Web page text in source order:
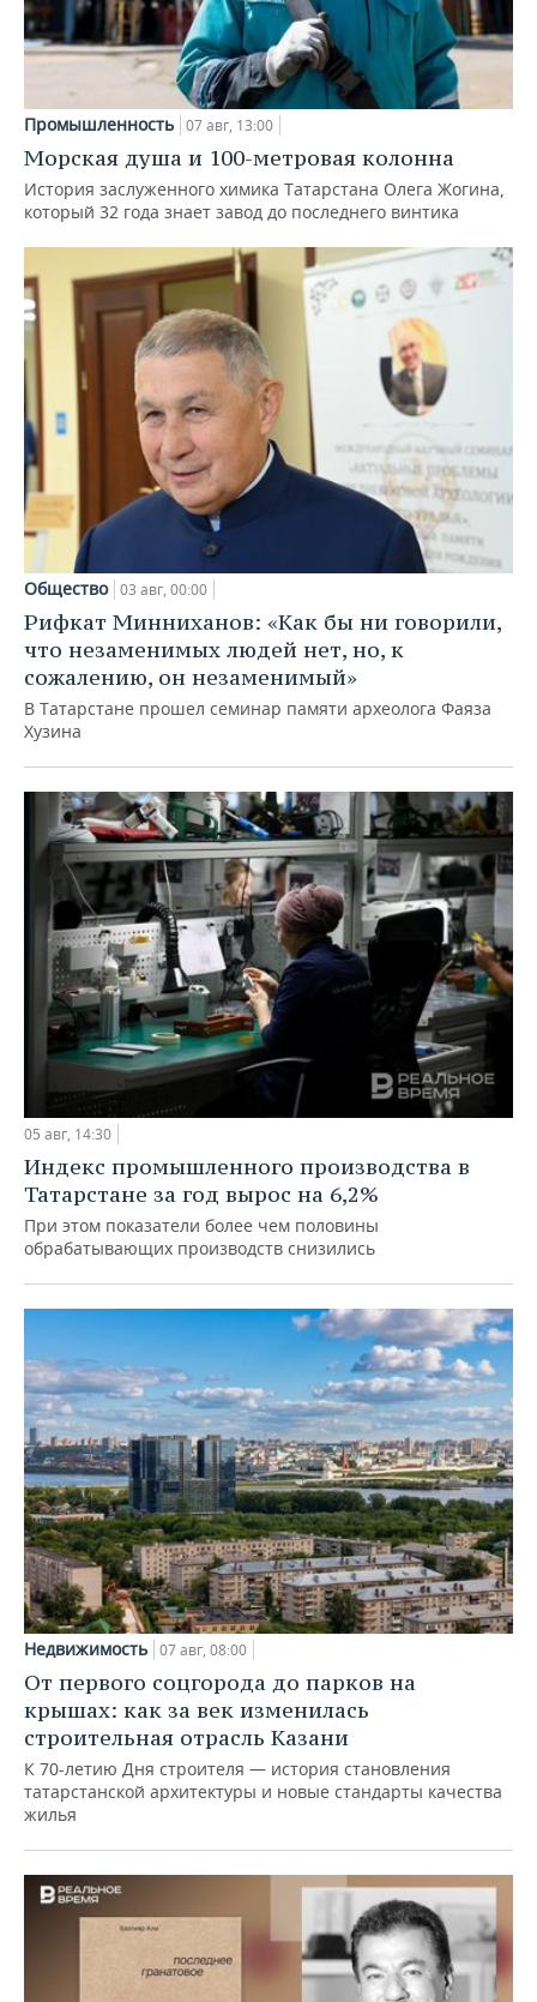
Промышленность 07 авг, 13:00
Морская душа и 100-метровая колонна
История заслуженного химика Татарстана Олега Жогина,
который 32 года знает завод до последнего винтика
Общество 03 авг, 00:00
Рифкат Минниханов: «Как бы ни говорили,
что незаменимых людей нет, но, к
сожалению, он незаменимый»
В Татарстане прошел семинар памяти археолога Фаяза
Хузина
05 авг, 14:30
Индекс промышленного производства в
Татарстане за год вырос на 6,2%
При этом показатели более чем половины
обрабатывающих производств снизились
Недвижимость 07 авг, 08:00
От первого соцгорода до парков на
крышах: как за век изменилась
строительная отрасль Казани
К 70-летию Дня строителя — история становления
татарстанской архитектуры и новые стандарты качества
жилья